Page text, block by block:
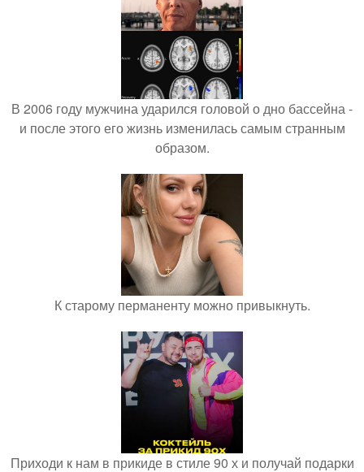
В 2006 году мужчина ударился головой о дно бассейна -
и после этого его жизнь изменилась самым странным
образом.
К старому перманенту можно привыкнуть.
Приходи к нам в прикиде в стиле 90 х и получай подарки